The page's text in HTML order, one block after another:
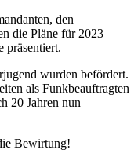
den
die Pläne für 2023
präsentiert.
wurden befördert.
als Funkbeauftragten
20 Jahren nun
Bewirtung!